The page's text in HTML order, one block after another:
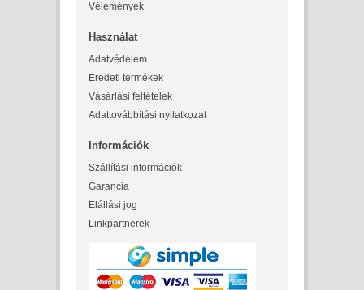
Vélemények
Használat
Adatvédelem
Eredeti termékek
Vásárlási feltételek
Adattovábbítási nyilatkozat
Információk
Szállítási információk
Garancia
Elállási jog
Linkpartnerek